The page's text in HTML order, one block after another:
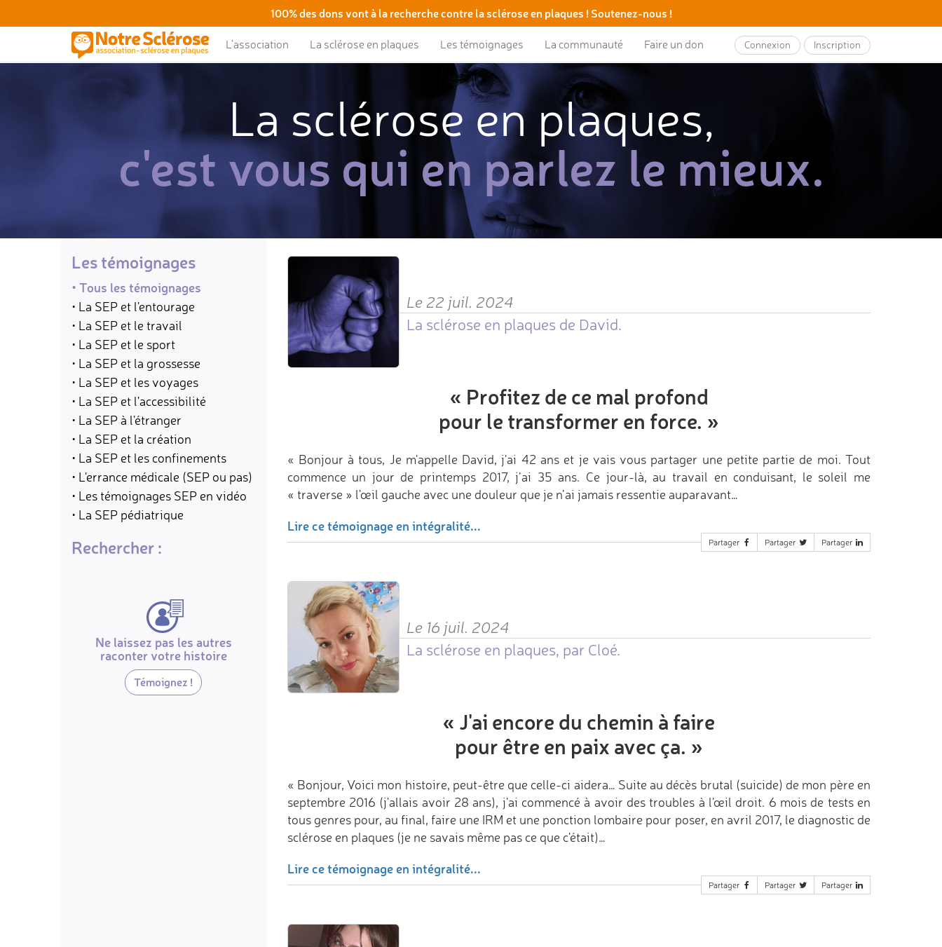
100% des dons vont à la recherche contre la sclérose en plaques ! Soutenez-nous !
L’association La sclérose en plaques Les témoignages La communauté Faire un don Connexion Inscription
La sclérose en plaques,
c'est vous qui en parlez le mieux.
Les témoignages
• Tous les témoignages
• La SEP et l'entourage
• La SEP et le travail
• La SEP et le sport
• La SEP et la grossesse
• La SEP et les voyages
• La SEP et l'accessibilité
• La SEP à l'étranger
• La SEP et la création
• La SEP et les confinements
• L'errance médicale (SEP ou pas)
• Les témoignages SEP en vidéo
• La SEP pédiatrique
Rechercher :
Ne laissez pas les autres
raconter votre histoire
Témoignez !
Le 22 juil. 2024
La sclérose en plaques de David.
« Profitez de ce mal profond
pour le transformer en force. »
« Bonjour à tous, Je m'appelle David, j'ai 42 ans et je vais vous partager une petite partie de moi. Tout
commence un jour de printemps 2017, j’ai 35 ans. Ce jour-là, au travail en conduisant, le soleil me
« traverse » l'œil gauche avec une douleur que je n’ai jamais ressentie auparavant…
Lire ce témoignage en intégralité...
Partager Partager Partager
Le 16 juil. 2024
La sclérose en plaques, par Cloé.
« J'ai encore du chemin à faire
pour être en paix avec ça. »
« Bonjour, Voici mon histoire, peut-être que celle-ci aidera… Suite au décès brutal (suicide) de mon père en
septembre 2016 (j'allais avoir 28 ans), j'ai commencé à avoir des troubles à l'œil droit. 6 mois de tests en
tous genres pour, au final, faire une IRM et une ponction lombaire pour poser, en avril 2017, le diagnostic de
sclérose en plaques (je ne savais même pas ce que c'était)…
Lire ce témoignage en intégralité...
Partager Partager Partager